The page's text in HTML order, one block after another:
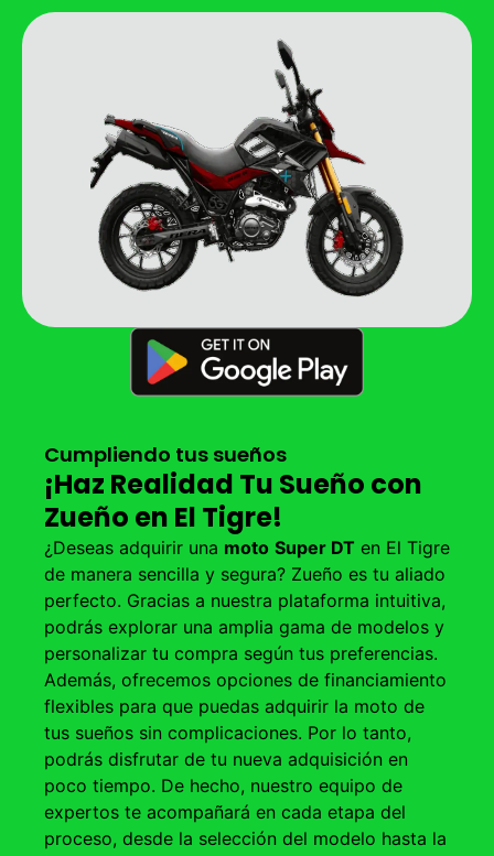
Cumpliendo tus sueños
¡Haz Realidad Tu Sueño con
Zueño en El Tigre!
¿Deseas adquirir una moto Super DT en El Tigre
de manera sencilla y segura? Zueño es tu aliado
perfecto. Gracias a nuestra plataforma intuitiva,
podrás explorar una amplia gama de modelos y
personalizar tu compra según tus preferencias.
Además, ofrecemos opciones de financiamiento
flexibles para que puedas adquirir la moto de
tus sueños sin complicaciones. Por lo tanto,
podrás disfrutar de tu nueva adquisición en
poco tiempo. De hecho, nuestro equipo de
expertos te acompañará en cada etapa del
proceso, desde la selección del modelo hasta la